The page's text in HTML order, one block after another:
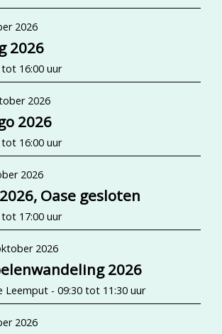
2026
2026
16:00 uur
2026
2026
16:00 uur
2026
Oase gesloten
17:00 uur
2026
2026
Leemput - 09:30 tot 11:30 uur
2026